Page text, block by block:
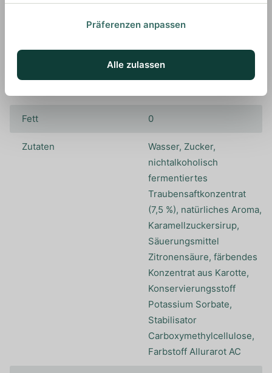
Zucker
0,7L
Fett 0
Zutaten
Wasser, Zucker,
nichtalkoholisch
fermentiertes
Traubensaftkonzentrat
(7,5 %), natürliches Aroma,
Karamellzuckersirup,
Säuerungsmittel
Zitronensäure, färbendes
Konzentrat aus Karotte,
Konservierungsstoff
Potassium Sorbate,
Stabilisator
Carboxymethylcellulose,
Farbstoff Allurarot AC
Präferenzen anpassen
Alle zulassen